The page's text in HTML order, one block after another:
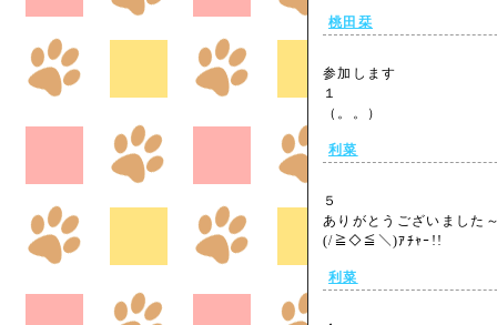
桃田栞
参加します
１
（。。）
利菜
５
ありがとうございました
(/≧◇≦＼)ｱﾁｬｰ!!
利菜